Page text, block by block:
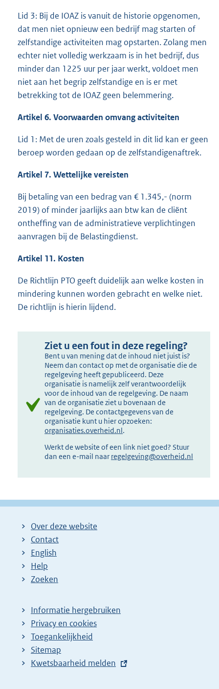
Lid 3: Bij de IOAZ is vanuit de historie opgenomen,
dat men niet opnieuw een bedrijf mag starten of
zelfstandige activiteiten mag opstarten. Zolang men
echter niet volledig werkzaam is in het bedrijf, dus
minder dan 1225 uur per jaar werkt, voldoet men
niet aan het begrip zelfstandige en is er met
betrekking tot de IOAZ geen belemmering.
Artikel 6. Voorwaarden omvang activiteiten
Lid 1: Met de uren zoals gesteld in dit lid kan er geen
beroep worden gedaan op de zelfstandigenaftrek.
Artikel 7. Wettelijke vereisten
Bij betaling van een bedrag van € 1.345,- (norm
2019) of minder jaarlijks aan btw kan de cliënt
ontheffing van de administratieve verplichtingen
aanvragen bij de Belastingdienst.
Artikel 11. Kosten
De Richtlijn PTO geeft duidelijk aan welke kosten in
mindering kunnen worden gebracht en welke niet.
De richtlijn is hierin lijdend.
Ziet u een fout in deze regeling?
Bent u van mening dat de inhoud niet juist is?
Neem dan contact op met de organisatie die de
regelgeving heeft gepubliceerd. Deze
organisatie is namelijk zelf verantwoordelijk
voor de inhoud van de regelgeving. De naam
van de organisatie ziet u bovenaan de
regelgeving. De contactgegevens van de
organisatie kunt u hier opzoeken:
organisaties.overheid.nl.
Werkt de website of een link niet goed? Stuur
dan een e-mail naar regelgeving@overheid.nl
Over deze website
Contact
English
Help
Zoeken
Informatie hergebruiken
Privacy en cookies
Toegankelijkheid
Sitemap
E
Kwetsbaarheid melden